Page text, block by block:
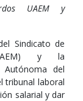
UAEM y
Sindicato de
y la
Autónoma del
tribunal laboral
salarial y dar